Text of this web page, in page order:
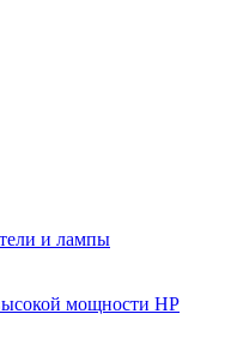
и лампы
мощности HP